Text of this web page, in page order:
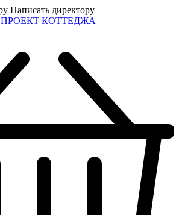
Написать директору
ПРОЕКТ КОТТЕДЖА